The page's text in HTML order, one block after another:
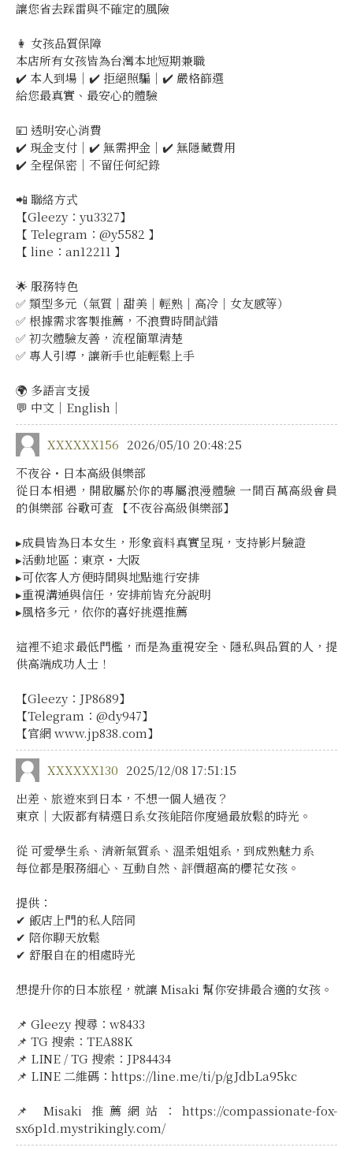
讓您省去踩雷與不確定的風險
👩 女孩品質保障
本店所有女孩皆為台灣本地短期兼職
✔️ 本人到場｜✔️ 拒絕照騙｜✔️ 嚴格篩選
給您最真實、最安心的體驗
💴 透明安心消費
✔️ 現金支付｜✔️ 無需押金｜✔️ 無隱藏費用
✔️ 全程保密｜不留任何紀錄
📲 聯絡方式
【Gleezy：yu3327】
【 Telegram：@y5582 】
【 line：an12211 】
🌟 服務特色
✅ 類型多元（氣質｜甜美｜輕熟｜高冷｜女友感等）
✅ 根據需求客製推薦，不浪費時間試錯
✅ 初次體驗友善，流程簡單清楚
✅ 專人引導，讓新手也能輕鬆上手
🌍 多語言支援
💬 中文｜English｜
XXXXXX156 2026/05/10 20:48:25
不夜谷・日本高級俱樂部
從日本相遇，開啟屬於你的專屬浪漫體驗 一間百萬高級會員
的俱樂部 谷歌可查 【不夜谷高級俱樂部】
▸成員皆為日本女生，形象資料真實呈現，支持影片驗證
▸活動地區：東京・大阪
▸可依客人方便時間與地點進行安排
▸重視溝通與信任，安排前皆充分說明
▸風格多元，依你的喜好挑選推薦
這裡不追求最低門檻，而是為重視安全、隱私與品質的人，提
供高端成功人士！
【Gleezy：JP8689】
【Telegram：@dy947】
【官網 www.jp838.com】
XXXXXX130 2025/12/08 17:51:15
出差、旅遊來到日本，不想一個人過夜？
東京｜大阪都有精選日系女孩能陪你度過最放鬆的時光。
從 可愛學生系、清新氣質系、溫柔姐姐系，到成熟魅力系
每位都是服務細心、互動自然、評價超高的櫻花女孩。
提供：
✔ 飯店上門的私人陪同
✔ 陪你聊天放鬆
✔ 舒服自在的相處時光
想提升你的日本旅程，就讓 Misaki 幫你安排最合適的女孩。
📌 Gleezy 搜尋：w8433
📌 TG 搜索：TEA88K
📌 LINE / TG 搜索：JP84434
📌 LINE 二維碼：https://line.me/ti/p/gJdbLa95kc
📌 Misaki 推薦網站：https://compassionate-fox-
sx6p1d.mystrikingly.com/